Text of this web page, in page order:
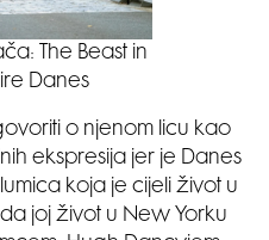
The Beast in
Danes
o njenom licu kao
ekspresija jer je Danes
koja je cijeli život u
joj život u New Yorku